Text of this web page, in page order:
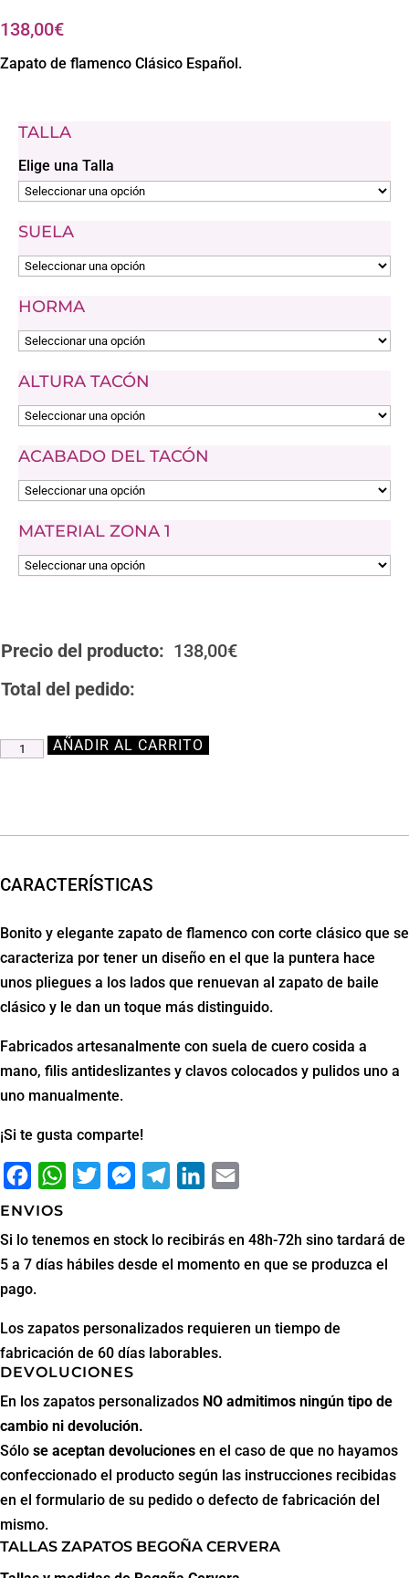
138,00€
Zapato de flamenco Clásico Español.
TALLA
Elige una Talla
SUELA
HORMA
ALTURA TACÓN
ACABADO DEL TACÓN
MATERIAL ZONA 1
Precio del producto: 138,00€
Total del pedido:
Zapato
AÑADIR AL CARRITO
CARACTERÍSTICAS
Bonito y elegante zapato de flamenco con corte clásico que se
caracteriza por tener un diseño en el que la puntera hace
unos pliegues a los lados que renuevan al zapato de baile
clásico y le dan un toque más distinguido.
Fabricados artesanalmente con suela de cuero cosida a
mano, filis antideslizantes y clavos colocados y pulidos uno a
uno manualmente.
¡Si te gusta comparte!
FacebookWhatsApp
ENVIOS
Si lo tenemos en stock lo recibirás en 48h-72h sino tardará de
5 a 7 días hábiles desde el momento en que se produzca el
pago.
Los zapatos personalizados requieren un tiempo de
fabricación de 60 días laborables.
DEVOLUCIONES
En los zapatos personalizados NO admitimos ningún tipo de
cambio ni devolución.
Sólo se aceptan devoluciones en el caso de que no hayamos
confeccionado el producto según las instrucciones recibidas
en el formulario de su pedido o defecto de fabricación del
mismo.
TALLAS ZAPATOS BEGOÑA CERVERA